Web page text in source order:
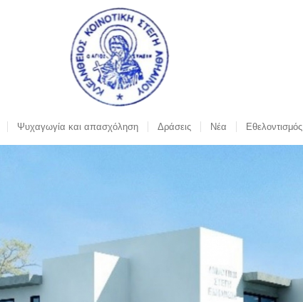
Ψυχαγωγία και απασχόληση Δράσεις Νέα Εθελοντισμός